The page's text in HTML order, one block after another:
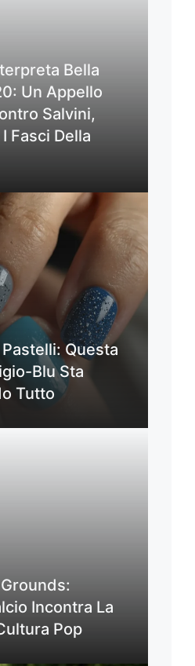
Bella
Un Appello
Salvini,
Fasci Della
Questa
Blu Sta
Tutto
Incontra La
Pop